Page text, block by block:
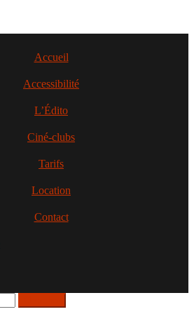
Accueil
Accessibilité
L’Édito
Ciné-clubs
Tarifs
Location
Contact